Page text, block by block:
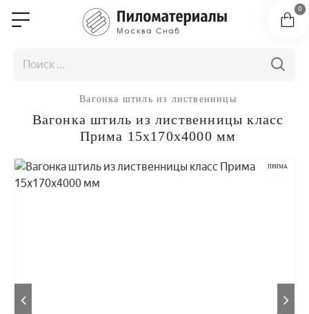
0
Вагонка штиль из лиственницы
Вагонка штиль из лиственницы класс
Прима 15x170x4000 мм
ПРИМА